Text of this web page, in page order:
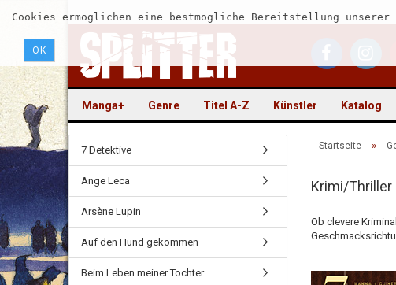
Cookies ermöglichen eine bestmögliche Bereitstellung
OK
Manga+ Genre Titel A-Z Künstler Katalog
Startseite »
Krimi/Thriller
Ob clevere
7 Detektive
Ange Leca
Arsène Lupin
Auf den Hund gekommen
Beim Leben meiner Tochter